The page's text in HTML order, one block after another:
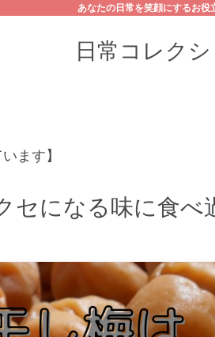
あなたの日常を笑顔にするお役
日常コレクシ
ます】
セになる味に食べ